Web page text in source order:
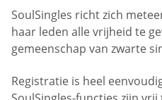
SoulSingles richt zich
haar leden alle vrijheid te
gemeenschap van zwarte
Registratie is heel